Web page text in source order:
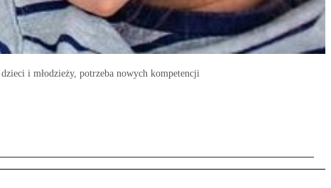
i młodzieży, potrzeba nowych kompetencji